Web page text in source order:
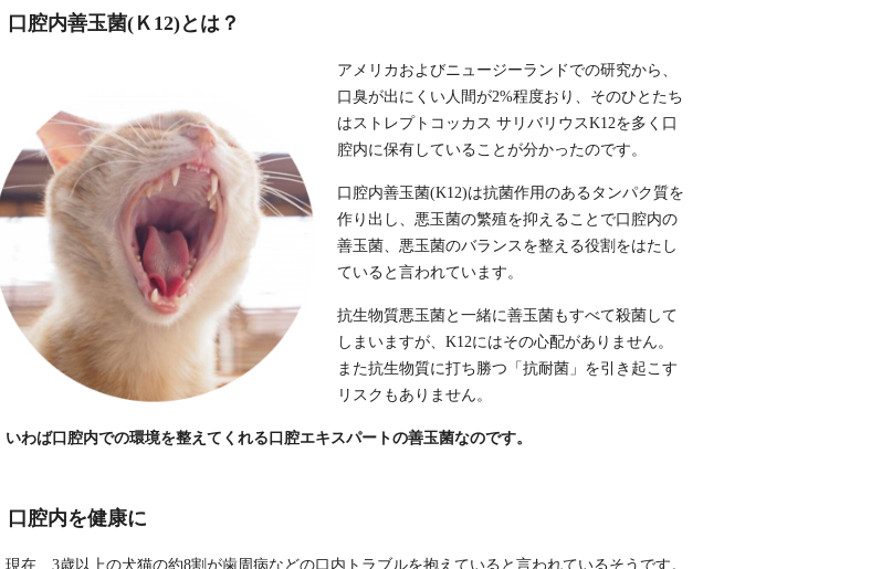
口腔内善玉菌(Ｋ12)とは？
アメリカおよびニュージーランドでの研究から、
口臭が出にくい人間が2%程度おり、そのひとたち
はストレプトコッカス サリバリウスK12を多く口
腔内に保有していることが分かったのです。
口腔内善玉菌(K12)は抗菌作用のあるタンパク質を
作り出し、悪玉菌の繁殖を抑えることで口腔内の
善玉菌、悪玉菌のバランスを整える役割をはたし
ていると言われています。
抗生物質悪玉菌と一緒に善玉菌もすべて殺菌して
しまいますが、K12にはその心配がありません。
また抗生物質に打ち勝つ「抗耐菌」を引き起こす
リスクもありません。
いわば口腔内での環境を整えてくれる口腔エキスパートの善玉菌なのです。
口腔内を健康に
現在、3歳以上の犬猫の約8割が歯周病などの口内トラブルを抱えていると言われているそうです。